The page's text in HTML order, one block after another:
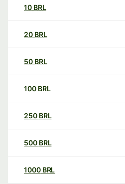
10 BRL
20 BRL
50 BRL
100 BRL
250 BRL
500 BRL
1000 BRL